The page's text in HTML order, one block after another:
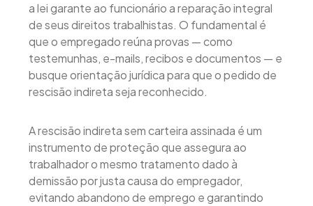
a lei garante ao funcionário a reparação integral
de seus direitos trabalhistas. O fundamental é
que o empregado reúna provas — como
testemunhas, e-mails, recibos e documentos — e
busque orientação jurídica para que o pedido de
rescisão indireta seja reconhecido.
A rescisão indireta sem carteira assinada é um
instrumento de proteção que assegura ao
trabalhador o mesmo tratamento dado à
demissão por justa causa do empregador,
evitando abandono de emprego e garantindo